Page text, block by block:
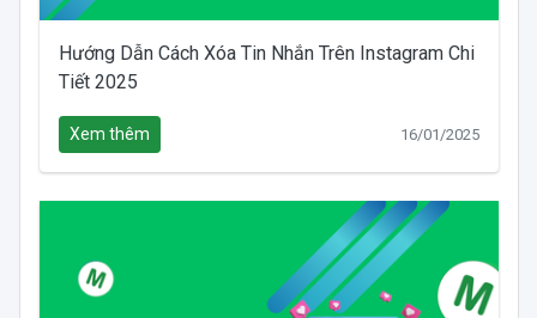
Hướng Dẫn Cách Xóa Tin Nhắn Trên Instagram Chi
Tiết 2025
Xem thêm 16/01/2025